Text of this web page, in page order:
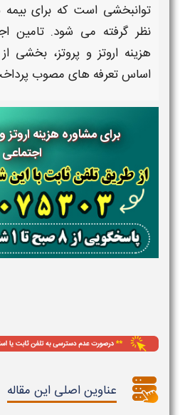
توانبخشی است که برای
نظر گرفته می‌ شود.تامین
هزینه اروتز و پروتز، بخشی از
اساس تعرفه‌ های مصوب
برای مشاوره هزینه اروتز
اجتماعی
عناوین اصلی این مقاله